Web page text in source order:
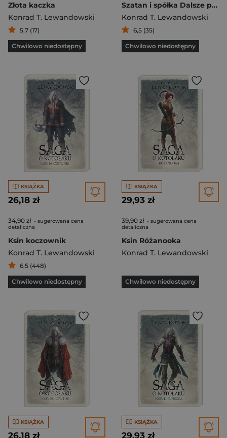
Złota kaczka
Konrad T. Lewandowski
5,7 (17)
Chwilowo niedostępny
Szatan i spółka Dalsze przygody szatana z siódmej klasy
Konrad T. Lewandowski
6,5 (35)
Chwilowo niedostępny
KSIĄŻKA
26,18 zł
34,90 zł - sugerowana cena
detaliczna
Ksin koczownik
Konrad T. Lewandowski
6,5 (448)
Chwilowo niedostępny
KSIĄŻKA
29,93 zł
39,90 zł - sugerowana cena
detaliczna
Ksin Różanooka
Konrad T. Lewandowski
Chwilowo niedostępny
KSIĄŻKA
26,18 zł
KSIĄŻKA
29,93 zł